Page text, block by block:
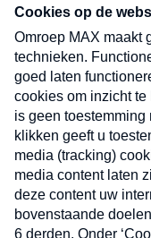
nieuwsbrief. Elke
uw mailbox.